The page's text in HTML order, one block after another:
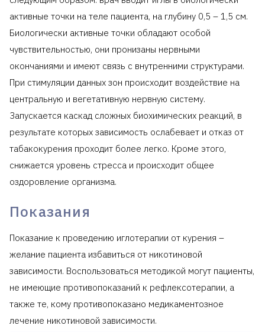
активные точки на теле пациента, на глубину 0,5 – 1,5 см.
Биологически активные точки обладают особой
чувствительностью, они пронизаны нервными
окончаниями и имеют связь с внутренними структурами.
При стимуляции данных зон происходит воздействие на
центральную и вегетативную нервную систему.
Запускается каскад сложных биохимических реакций, в
результате которых зависимость ослабевает и отказ от
табакокурения проходит более легко. Кроме этого,
снижается уровень стресса и происходит общее
оздоровление организма.
Показания
Показание к проведению иглотерапии от курения –
желание пациента избавиться от никотиновой
зависимости. Воспользоваться методикой могут пациенты,
не имеющие противопоказаний к рефлексотерапии, а
также те, кому противопоказано медикаментозное
лечение никотиновой зависимости.